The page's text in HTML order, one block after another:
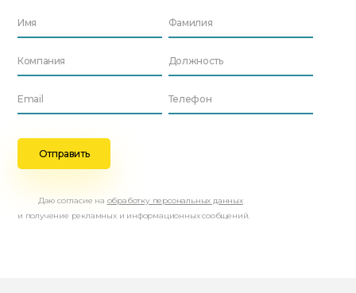
Даю согласие на обработку персональных данных
и получение рекламных и информационных сообщений.